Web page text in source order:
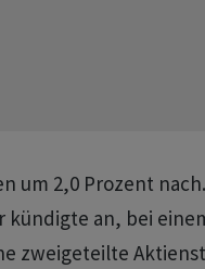
um 2,0 Prozent
kündigte an, bei
zweigeteilte